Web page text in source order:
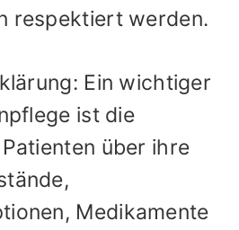
respektiert werden.
Ein wichtiger
ist die
über ihre
Medikamente